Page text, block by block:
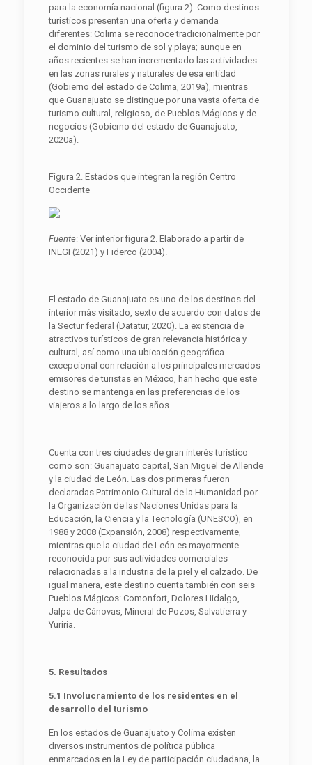
para la economía nacional (figura 2). Como destinos
turísticos presentan una oferta y demanda
diferentes: Colima se reconoce tradicionalmente por
el dominio del turismo de sol y playa; aunque en
años recientes se han incrementado las actividades
en las zonas rurales y naturales de esa entidad
(Gobierno del estado de Colima, 2019a), mientras
que Guanajuato se distingue por una vasta oferta de
turismo cultural, religioso, de Pueblos Mágicos y de
negocios (Gobierno del estado de Guanajuato,
2020a).
Figura 2. Estados que integran la región Centro
Occidente
Fuente: Ver interior figura 2. Elaborado a partir de
INEGI (2021) y Fiderco (2004).
El estado de Guanajuato es uno de los destinos del
interior más visitado, sexto de acuerdo con datos de
la Sectur federal (Datatur, 2020). La existencia de
atractivos turísticos de gran relevancia histórica y
cultural, así como una ubicación geográfica
excepcional con relación a los principales mercados
emisores de turistas en México, han hecho que este
destino se mantenga en las preferencias de los
viajeros a lo largo de los años.
Cuenta con tres ciudades de gran interés turístico
como son: Guanajuato capital, San Miguel de Allende
y la ciudad de León. Las dos primeras fueron
declaradas Patrimonio Cultural de la Humanidad por
la Organización de las Naciones Unidas para la
Educación, la Ciencia y la Tecnología (UNESCO), en
1988 y 2008 (Expansión, 2008) respectivamente,
mientras que la ciudad de León es mayormente
reconocida por sus actividades comerciales
relacionadas a la industria de la piel y el calzado. De
igual manera, este destino cuenta también con seis
Pueblos Mágicos: Comonfort, Dolores Hidalgo,
Jalpa de Cánovas, Mineral de Pozos, Salvatierra y
Yuriria.
5. Resultados
5.1 Involucramiento de los residentes en el
desarrollo del turismo
En los estados de Guanajuato y Colima existen
diversos instrumentos de política pública
enmarcados en la Ley de participación ciudadana, la